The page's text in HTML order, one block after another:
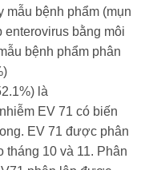
mẫu bệnh phẩm (mụn
bằng môi
bệnh phẩm phân
là
EV 71 có biến
EV 71 được phân
tháng 10 và 11. Phân